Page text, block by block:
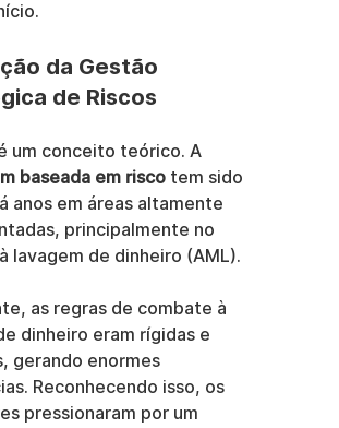
da Gestão
de Riscos
um conceito teórico. A
baseada em risco tem sido
anos em áreas altamente
principalmente no
lavagem de dinheiro (AML).
as regras de combate à
dinheiro eram rígidas e
gerando enormes
Reconhecendo isso, os
pressionaram por um